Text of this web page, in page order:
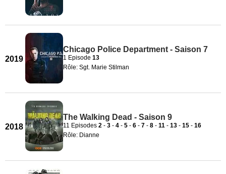
2019
Chicago Police Department - Saison 7
1 Episode 13
Rôle: Sgt. Marie Stilman
2018
The Walking Dead - Saison 9
11 Episodes 2 - 3 - 4 - 5 - 6 - 7 - 8 - 11 - 13 - 15 - 16
Rôle: Dianne